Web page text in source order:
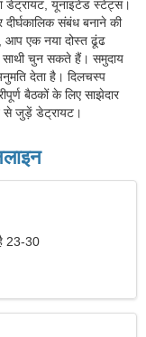
डेट्रायट, यूनाइटेड स्टेट्स।
संबंध बनाने की
आप एक नया दोस्त ढूंढ
साथी चुन सकते हैं। समुदाय
देता है। दिलचस्प
बैठकों के लिए साझेदार
से जुड़ें डेट्रायट।
23-30